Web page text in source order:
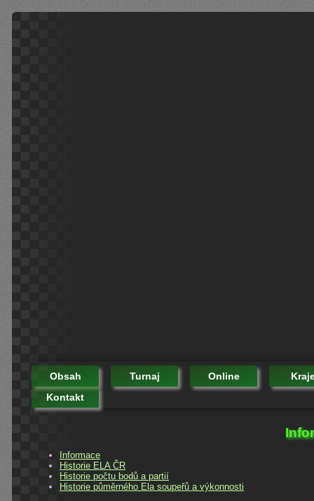
Obsah Turnaj Online
Kontakt
Informace
Historie ELA ČR
Historie počtu bodů a partií
Historie půměrného Ela soupeřů a výkonnosti